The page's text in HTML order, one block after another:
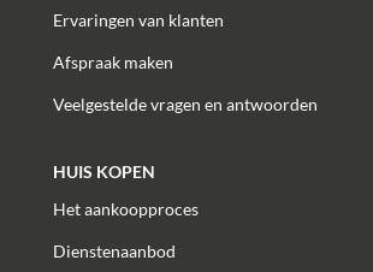
Ervaringen van klanten
Afspraak maken
Veelgestelde vragen en antwoorden
HUIS KOPEN
Het aankoopproces
Dienstenaanbod